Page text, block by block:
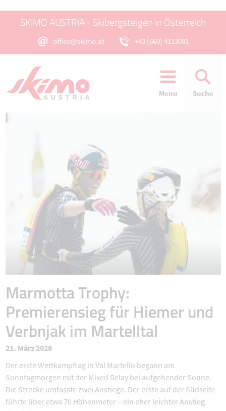
SKIMO AUSTRIA - Skibergsteigen in Österreich
office@skimo.at +43 (660) 4113091
Menu Suche
Marmotta Trophy:
Premierensieg für Hiemer und
Verbnjak im Martelltal
21. März 2026
Der erste Wettkampftag in Val Martello begann am
Sonntagmorgen mit der Mixed Relay bei aufgehender Sonne.
Die Strecke umfasste zwei Anstiege. Der erste auf der Südseite
führte über etwa 70 Höhenmeter – ein eher leichter Anstieg